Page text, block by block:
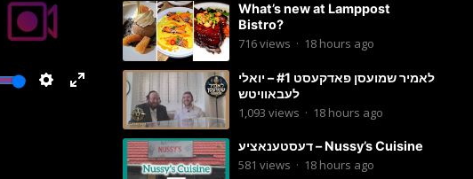
What’s new at Lamppost
Bistro?
716views · 18 hours ago
לאמיר שמועסן פאדקעסט #1 – יואלי
לעבאוויטש
1,093 views · 18 hours ago
דעסטענאציע – Nussy’s Cuisine
581 views · 18 hours ago